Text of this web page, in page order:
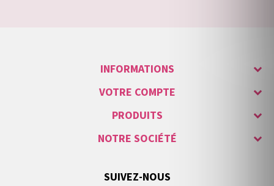
INFORMATIONS
VOTRE COMPTE
PRODUITS
NOTRE SOCIÉTÉ
SUIVEZ-NOUS